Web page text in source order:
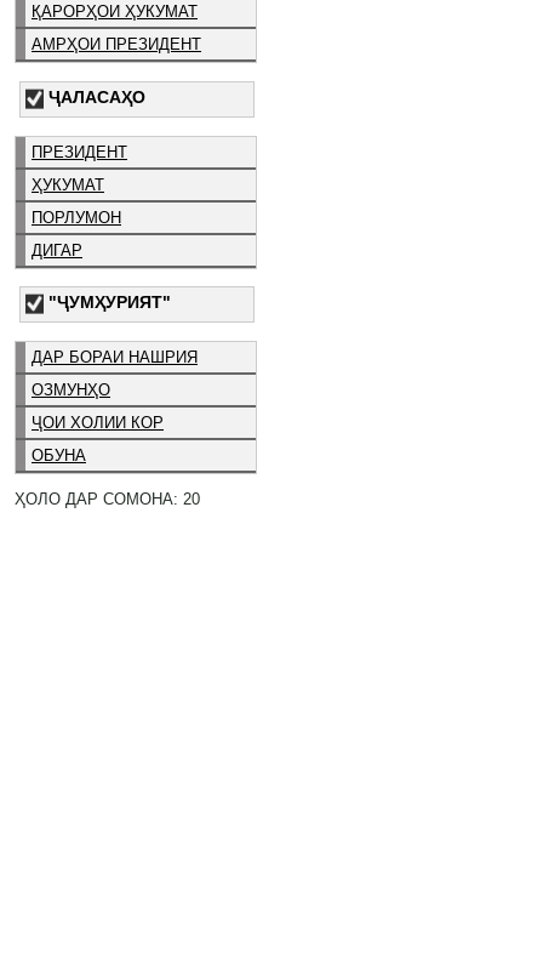
ҚАРОРҲОИ ҲУКУМАТ
АМРҲОИ ПРЕЗИДЕНТ
ҶАЛАСАҲО
ПРЕЗИДЕНТ
ҲУКУМАТ
ПОРЛУМОН
ДИГАР
"ҶУМҲУРИЯТ"
ДАР БОРАИ НАШРИЯ
ОЗМУНҲО
ҶОИ ХОЛИИ КОР
ОБУНА
ҲОЛО ДАР СОМОНА: 20